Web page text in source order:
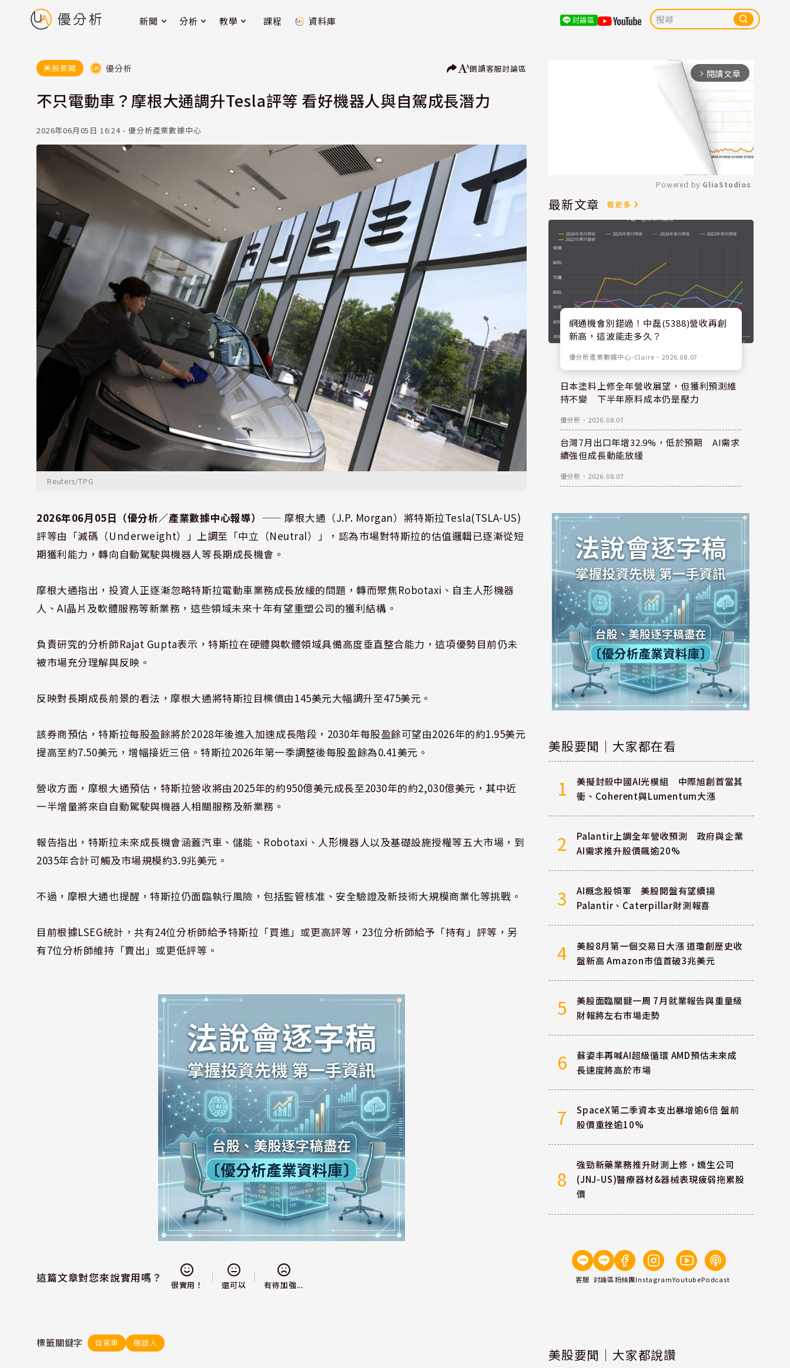
新聞 分析 教學 課程 資料庫 討論區
美股要聞 優分析 朗讀客服討論區
不只電動車？摩根大通調升Tesla評等 看好機器人與自駕成長潛力
2026年06月05日 16:24 - 優分析產業數據中心
Reuters/TPG
2026年06月05日（優分析／產業數據中心報導） ⸺ 摩根大通（J.P. Morgan）將特斯拉Tesla(TSLA-US)
評等由「減碼（Underweight）」上調至「中立（Neutral）」，認為市場對特斯拉的估值邏輯已逐漸從短
期獲利能力，轉向自動駕駛與機器人等長期成長機會。
摩根大通指出，投資人正逐漸忽略特斯拉電動車業務成長放緩的問題，轉而聚焦Robotaxi、自主人形機器
人、AI晶片及軟體服務等新業務，這些領域未來十年有望重塑公司的獲利結構。
負責研究的分析師Rajat Gupta表示，特斯拉在硬體與軟體領域具備高度垂直整合能力，這項優勢目前仍未
被市場充分理解與反映。
反映對長期成長前景的看法，摩根大通將特斯拉目標價由145美元大幅調升至475美元。
該券商預估，特斯拉每股盈餘將於2028年後進入加速成長階段，2030年每股盈餘可望由2026年的約1.95美元
提高至約7.50美元，增幅接近三倍。特斯拉2026年第一季調整後每股盈餘為0.41美元。
營收方面，摩根大通預估，特斯拉營收將由2025年的約950億美元成長至2030年的約2,030億美元，其中近
一半增量將來自自動駕駛與機器人相關服務及新業務。
報告指出，特斯拉未來成長機會涵蓋汽車、儲能、Robotaxi、人形機器人以及基礎設施授權等五大市場，到
2035年合計可觸及市場規模約3.9兆美元。
不過，摩根大通也提醒，特斯拉仍面臨執行風險，包括監管核准、安全驗證及新技術大規模商業化等挑戰。
目前根據LSEG統計，共有24位分析師給予特斯拉「買進」或更高評等，23位分析師給予「持有」評等，另
有7位分析師維持「賣出」或更低評等。
這篇文章對您來說實用嗎？
很實用！ 還可以 有待加強...
標籤關鍵字 自駕車 機器人
arrow_forward_ios 閱讀文章
Mute
Powered by GliaStudios
最新文章 看更多
網通機會別錯過！中磊(5388)營收再創
新高，這波能走多久？
優分析產業數據中心-Claire ． 2026.08.07
日本塗料上修全年營收展望，但獲利預測維
持不變 下半年原料成本仍是壓力
優分析 ． 2026.08.07
台灣7月出口年增32.9%，低於預期 AI需求
續強但成長動能放緩
優分析 ． 2026.08.07
美股要聞｜大家都在看
1
美擬封殺中國AI光模組 中際旭創首當其
衝、Coherent與Lumentum大漲
2
Palantir上調全年營收預測 政府與企業
AI需求推升股價飆逾20%
3
AI概念股領軍 美股開盤有望續揚
Palantir、Caterpillar財測報喜
4
美股8月第一個交易日大漲 道瓊創歷史收
盤新高 Amazon市值首破3兆美元
5
美股面臨關鍵一周 7月就業報告與重量級
財報將左右市場走勢
6
蘇姿丰再喊AI超級循環 AMD預估未來成
長速度將高於市場
7
SpaceX第二季資本支出暴增逾6倍 盤前
股價重挫逾10%
8
強勁新藥業務推升財測上修，嬌生公司
(JNJ-US)醫療器材&器械表現疲弱拖累股
價
客服 討論區粉絲團InstagramYoutubePodcast
美股要聞｜大家都說讚